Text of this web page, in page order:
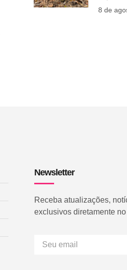
8 de
Newsletter
Receba atualizações,
exclusivos diretamente